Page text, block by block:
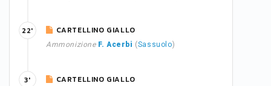
CARTELLINO GIALLO
Ammonizione F. Acerbi (Sassuolo)
22'
CARTELLINO GIALLO
3'